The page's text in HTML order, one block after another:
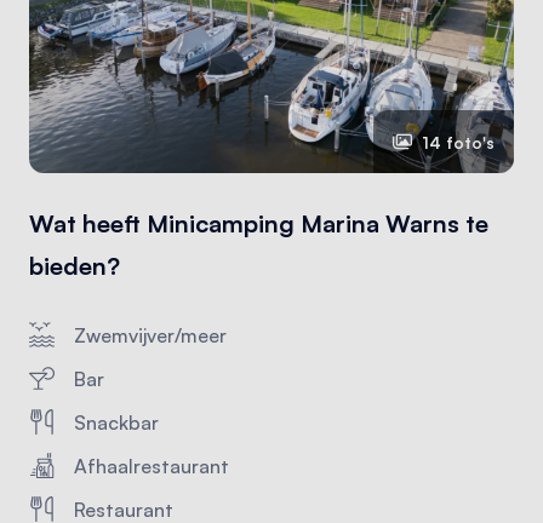
14 foto's
Wat heeft Minicamping Marina Warns te
bieden?
Zwemvijver/meer
Bar
Snackbar
Afhaalrestaurant
Restaurant